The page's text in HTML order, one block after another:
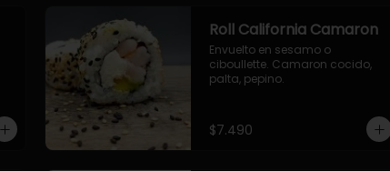
Roll California Camaron
Envuelto en sesamo o
ciboullette. Camaron cocido,
palta, pepino.
$7.490